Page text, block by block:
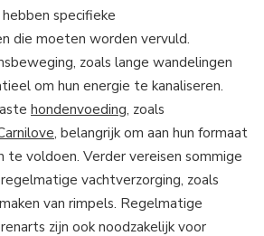
specifieke
die moeten worden vervuld.
zoals lange wandelingen
om hun energie te kanaliseren.
hondenvoeding, zoals
, belangrijk om aan hun formaat
te voldoen. Verder vereisen sommige
vachtverzorging, zoals
van rimpels. Regelmatige
zijn ook noodzakelijk voor